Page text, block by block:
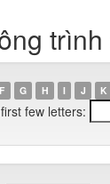
F G H I J K
few letters: